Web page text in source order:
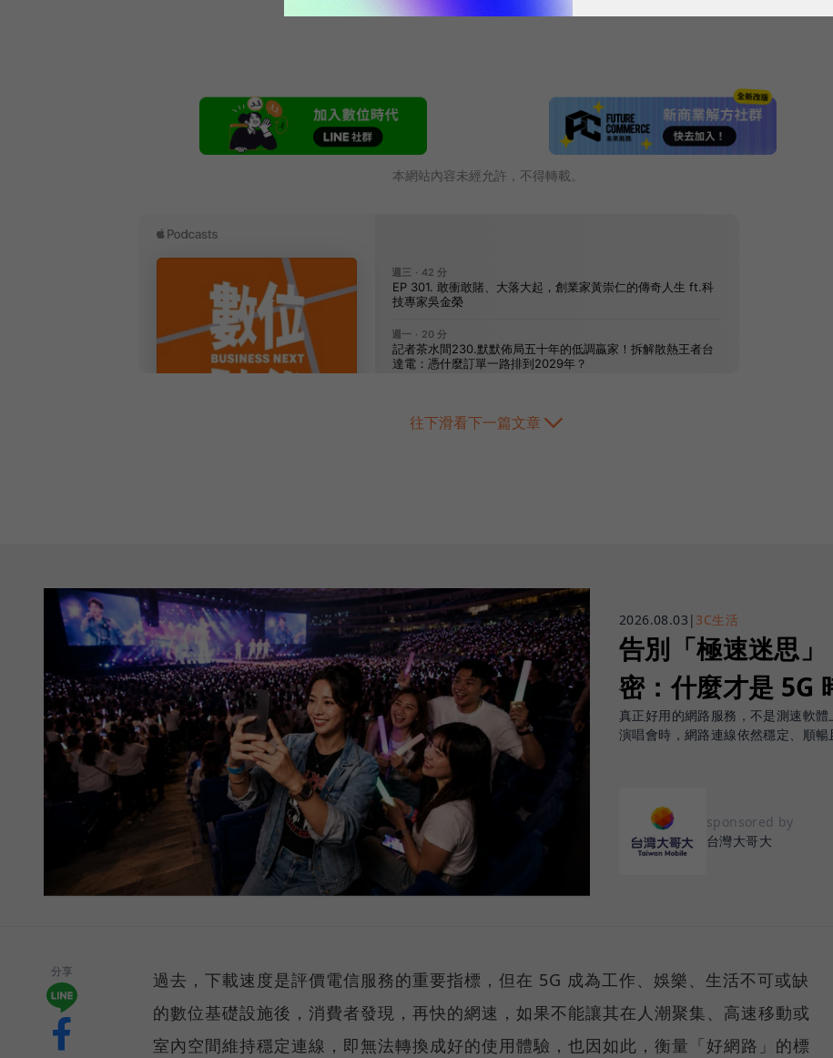
本網站內容未經允許，不得轉載。
往下滑看下一篇文章
2026.08.03 | 3C生活
告別「極速迷思
密：什麼才是 5G
真正好用的網路服務，不是測速軟
演唱會時，網路連線依然穩定、順暢
sponsored by
台灣大哥大
分享
過去，下載速度是評價電信服務的重要指標，但在 5G 成為工作、娛樂、生活不可或缺
的數位基礎設施後，消費者發現，再快的網速，如果不能讓其在人潮聚集、高速移動或
室內空間維持穩定連線，即無法轉換成好的使用體驗，也因如此，衡量「好網路」的標